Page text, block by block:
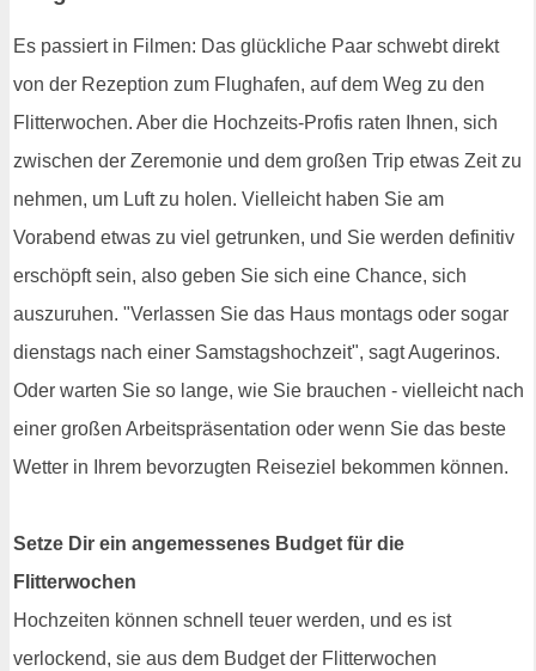
Es passiert in Filmen: Das glückliche Paar schwebt direkt
von der Rezeption zum Flughafen, auf dem Weg zu den
Flitterwochen. Aber die Hochzeits-Profis raten Ihnen, sich
zwischen der Zeremonie und dem großen Trip etwas Zeit zu
nehmen, um Luft zu holen. Vielleicht haben Sie am
Vorabend etwas zu viel getrunken, und Sie werden definitiv
erschöpft sein, also geben Sie sich eine Chance, sich
auszuruhen. "Verlassen Sie das Haus montags oder sogar
dienstags nach einer Samstagshochzeit", sagt Augerinos.
Oder warten Sie so lange, wie Sie brauchen - vielleicht nach
einer großen Arbeitspräsentation oder wenn Sie das beste
Wetter in Ihrem bevorzugten Reiseziel bekommen können.
Setze Dir ein angemessenes Budget für die
Flitterwochen
Hochzeiten können schnell teuer werden, und es ist
verlockend, sie aus dem Budget der Flitterwochen